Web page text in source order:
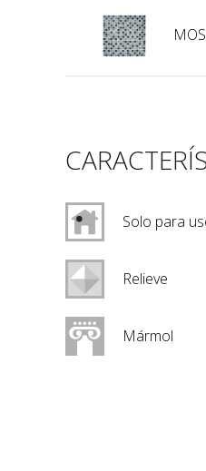
Solo para
Relieve
Mármol